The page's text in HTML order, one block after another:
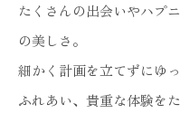
たくさんの出会いやハプ
の美しさ。
細かく計画を立てずにゆ
ふれあい、貴重な体験を